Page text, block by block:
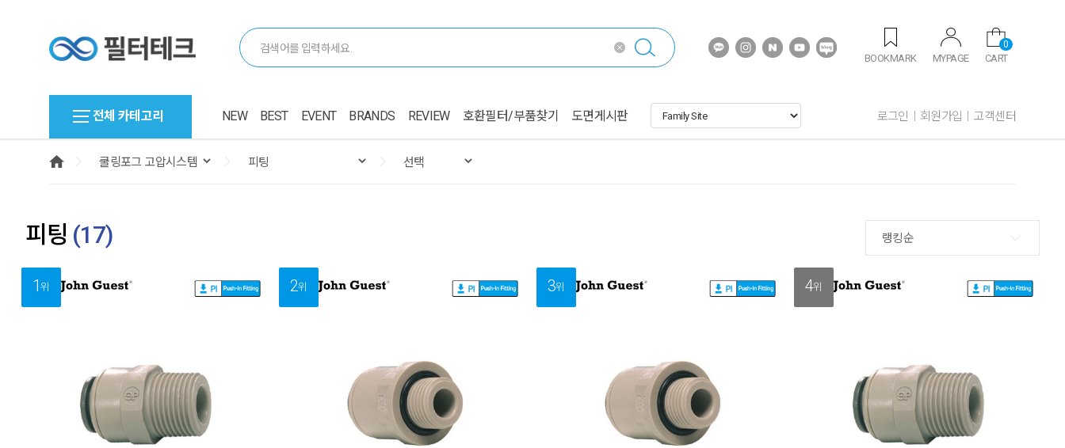
BOOKMARK MYPAGE CART
0
전체 카테고리 NEW BEST EVENT BRANDS REVIEW 호환필터/부품찾기 도면게시판 로그인 회원가입 고객센터
피팅 (17) 랭킹순
1위 2위 3위 4위